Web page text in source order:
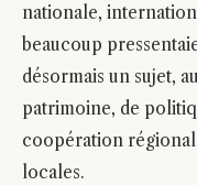
nationale,
beaucoup
désormais un sujet,
patrimoine, de
coopération
locales.